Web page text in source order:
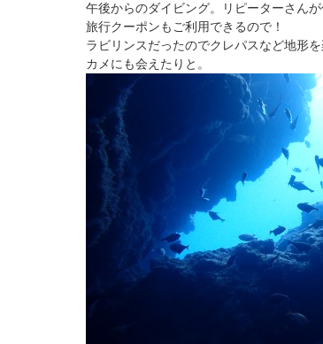
午後からのダイビング。リピーターさん
旅行クーポンもご利用できるので！
ラビリンスだったのでクレパスなど地形を
カメにも会えたりと。